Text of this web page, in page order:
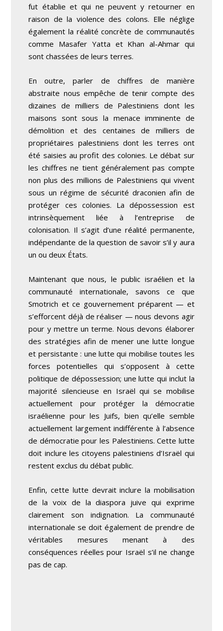
fut établie et qui ne peuvent y retourner en
raison de la violence des colons. Elle néglige
également la réalité concrète de communautés
comme Masafer Yatta et Khan al-Ahmar qui
sont chassées de leurs terres.
En outre, parler de chiffres de manière
abstraite nous empêche de tenir compte des
dizaines de milliers de Palestiniens dont les
maisons sont sous la menace imminente de
démolition et des centaines de milliers de
propriétaires palestiniens dont les terres ont
été saisies au profit des colonies. Le débat sur
les chiffres ne tient généralement pas compte
non plus des millions de Palestiniens qui vivent
sous un régime de sécurité draconien afin de
protéger ces colonies. La dépossession est
intrinsèquement liée à l’entreprise de
colonisation. Il s’agit d’une réalité permanente,
indépendante de la question de savoir s’il y aura
un ou deux États.
Maintenant que nous, le public israélien et la
communauté internationale, savons ce que
Smotrich et ce gouvernement préparent — et
s’efforcent déjà de réaliser — nous devons agir
pour y mettre un terme. Nous devons élaborer
des stratégies afin de mener une lutte longue
et persistante : une lutte qui mobilise toutes les
forces potentielles qui s’opposent à cette
politique de dépossession; une lutte qui inclut la
majorité silencieuse en Israël qui se mobilise
actuellement pour protéger la démocratie
israélienne pour les Juifs, bien qu’elle semble
actuellement largement indifférente à l’absence
de démocratie pour les Palestiniens. Cette lutte
doit inclure les citoyens palestiniens d’Israël qui
restent exclus du débat public.
Enfin, cette lutte devrait inclure la mobilisation
de la voix de la diaspora juive qui exprime
clairement son indignation. La communauté
internationale se doit également de prendre de
véritables mesures menant à des
conséquences réelles pour Israël s’il ne change
pas de cap.